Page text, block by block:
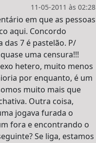
11-05-2011 às 02:28
em que as pessoas
aqui. Concordo
7 é pastelão. P/
uma censura!!!
hetero, muito menos
por enquanto, é um
muito mais que
Outra coisa,
jogava furada o
fora e encontrando o
Se liga, estamos